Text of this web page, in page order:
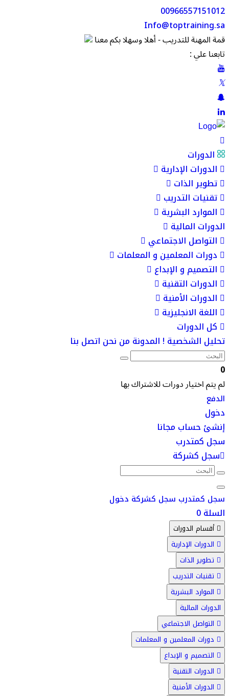
00966557151012
Info@toptraining.sa
قمة المهنة للتدريب - أهلا وسهلا بكم معنا
تابعنا علي :
الدورات
الدورات الإدارية
تطوير الذات
تقنيات التدريب
الموارد البشرية
الدورات المالية
التواصل الاجتماعي
دورات المعلمين و المعلمات
التصميم و الإبداع
الدورات التقنية
الدورات الأمنية
اللغة الانجليزية
كل الدورات
تحليل الشخصية ! المدونة من نحن اتصل بنا
0
لم يتم اختيار دورات للاشتراك بها
الدفع
دخول
إنشئ حساب مجانا
سجل كمتدرب
سجل كشركة
سجل كمتدرب سجل كشركة دخول
السلة0
أقسام الدورات
الدورات الإدارية
تطوير الذات
تقنيات التدريب
الموارد البشرية
الدورات المالية
التواصل الاجتماعي
دورات المعلمين و المعلمات
التصميم و الإبداع
الدورات التقنية
الدورات الأمنية